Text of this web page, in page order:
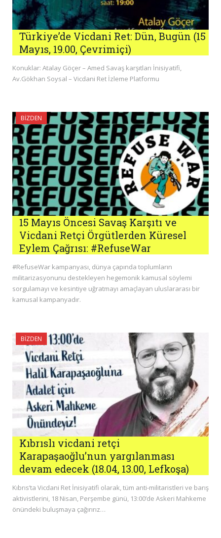
Türkiye’de Vicdani Ret: Dün, Bugün (15
Mayıs, 19.00, Çevrimiçi)
Konuklar: Atalay Göçer – Amed Savaş karşıtları İnisiyatifi,
Av.Gökhan Soysal – Vicdani Ret İzleme Platformu
BIZDEN
15 Mayıs Öncesi Savaş Karşıtı ve
Vicdani Retçi Örgütlerden Küresel
Eylem Çağrısı: #RefuseWar
#RefuseWar kampanyası, dünya çapında toplumların
militarizasyonunu destekleyen hegemonik kamusal söylemi
sorgulamayı ve kesintiye uğratmayı amaçlayan uluslararası bir
kamusal kampanyadır.
BIZDEN
Kıbrıslı vicdani retçi
Karapaşaoğlu’nun yargılanması
devam edecek (18.04, 13.00, Lefkoşa)
Kıbrıs’ta Vicdani Ret İnisiyatifi olarak, tüm anti-militaristleri ve barış
aktivistlerini, 18 Nisan, Perşembe günü, 13:00’de Askeri Mahkeme
önündeki buluşmaya çağırırız…